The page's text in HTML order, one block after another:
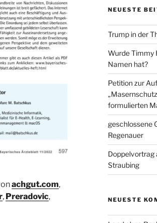
achgut.com,
, Preradovic,
NEUESTE
Trump in der
Wurde Timmy
Namen hat?
Petition zur
formulierten
geschlossene
Regenauer
Doppelvortrag
Straubing
NEUESTE